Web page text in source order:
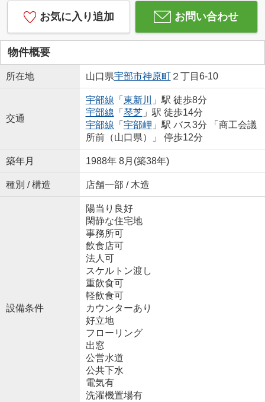
お気に入り追加 お問い合わせ
物件概要
所在地 山口県宇部市神原町２丁目6-10
交通
宇部線 「 東新川
」駅 徒歩8分
宇部線 「 琴芝」駅 徒歩14分
宇部線 「 宇部岬 」駅 バス3分 「商工会議
所前（山口県）」 停歩12分
築年月 1988年 8月(築38年)
種別 / 構造 店舗一部 / 木造
設備条件
陽当り良好
閑静な住宅地
事務所可
飲食店可
法人可
スケルトン渡し
重飲食可
軽飲食可
カウンターあり
好立地
フローリング
出窓
公営水道
公共下水
電気有
洗濯機置場有